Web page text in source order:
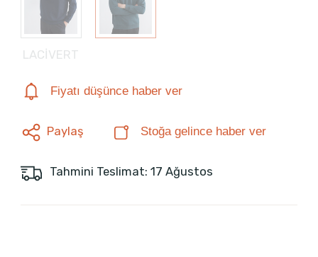
LACİVERT
Fiyatı düşünce haber ver
Paylaş Stoğa gelince haber ver
Tahmini Teslimat: 17 Ağustos